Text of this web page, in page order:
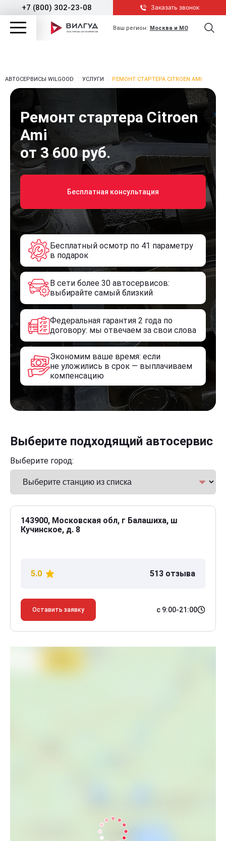
+7 (800) 302-23-08 Заказать звонок
Ваш регион: Москва и МО
АВТОСЕРВИСЫ WILGOOD УСЛУГИ РЕМОНТ СТАРТЕРА CITROEN AMI
Ремонт стартера Citroen
Ami
от 3 600 руб.
Бесплатная консультация
Бесплатный осмотр по 41 параметру
в подарок
В сети более 30 автосервисов:
выбирайте самый близкий
Федеральная гарантия 2 года по
договору: мы отвечаем за свои слова
Экономим ваше время: если
не уложились в срок — выплачиваем
компенсацию
Выберите подходящий автосервис
Выберите город:
143900, Московская обл, г Балашиха, ш
Кучинское, д. 8
5.0 513 отзыва
Оставить заявку с 9:00-21:00